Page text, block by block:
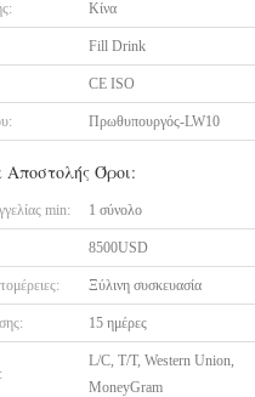
Κίνα
Fill Drink
CE ISO
Πρωθυπουργός-LW10
Όροι:
min: 1 σύνολο
8500USD
Ξύλινη συσκευασία
15 ημέρες
L/C, T/T, Western Union,
MoneyGram